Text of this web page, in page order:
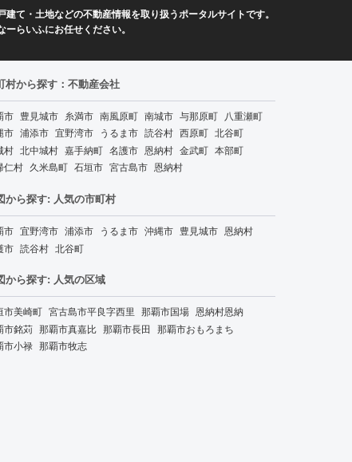
て・土地などの不動産情報を取り扱うポータルサイトです。
らいふにお任せください。
村から探す：不動産会社
市 豊見城市 糸満市 南風原町 南城市 与那原町 八重瀬町
市 浦添市 宜野湾市 うるま市 読谷村 西原町 北谷町
村 北中城村 嘉手納町 名護市 恩納村 金武町 本部町
仁村 久米島町 石垣市 宮古島市 恩納村
から探す: 人気の市町村
市 宜野湾市 浦添市 うるま市 沖縄市 豊見城市 恩納村
市 読谷村 北谷町
から探す: 人気の区域
市美崎町 宮古島市平良字西里 那覇市国場 恩納村恩納
市銘苅 那覇市真嘉比 那覇市長田 那覇市おもろまち
市小禄 那覇市牧志